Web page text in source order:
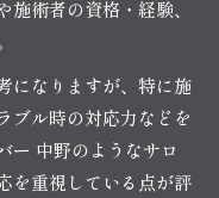
術者の資格・経験、
になりますが、特に施
ブル時の対応力などを
ー 中野のようなサロ
を重視している点が評